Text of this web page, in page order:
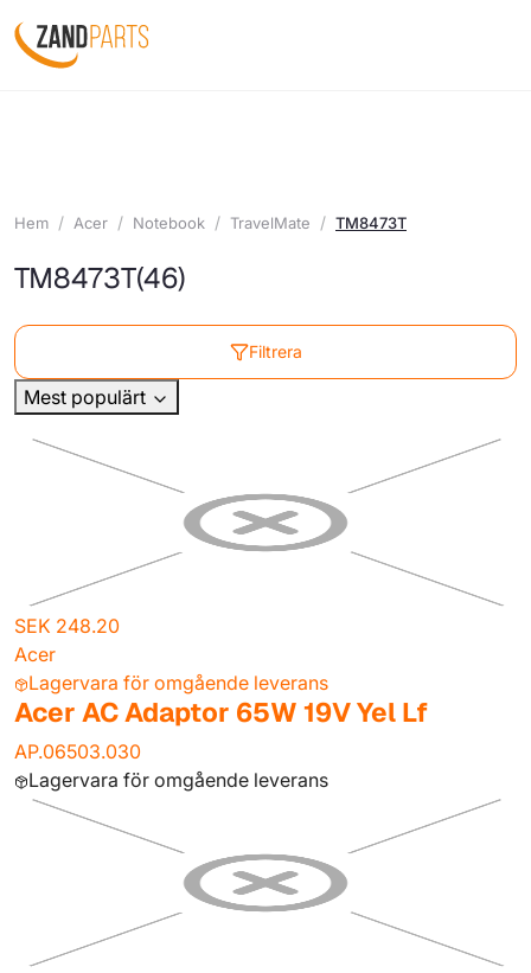
Hem Acer Notebook TravelMate TM8473T
TM8473T(46)
Filtrera
Mest populärt
SEK 248.20
Acer
Lagervara för omgående leverans
Acer AC Adaptor 65W 19V Yel Lf
AP.06503.030
Lagervara för omgående leverans